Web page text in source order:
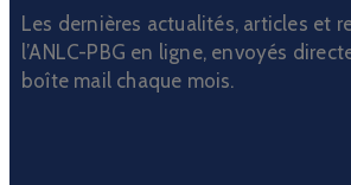
Les dernières actualités, articles et
l’ANLC-PBG en ligne, envoyés
boîte mail chaque mois.